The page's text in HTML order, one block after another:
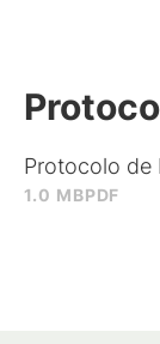
1.0 MBPDF
Protocolo de